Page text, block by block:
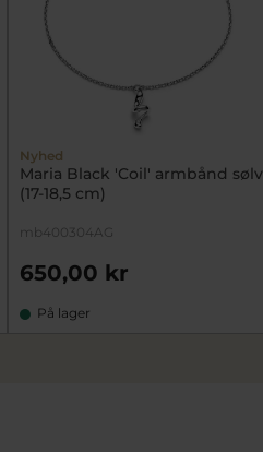
Nyhed
Maria Black 'Coil' armbånd sølv
(17-18,5 cm)
mb400304AG
650,00 kr
På lager